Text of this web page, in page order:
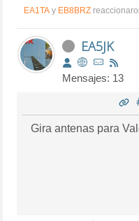
EA1TA y EB8BRZ
EA5JK
Mensajes: 13
Gira antenas para